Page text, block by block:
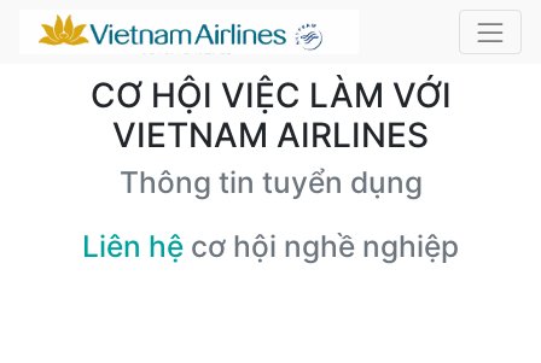
CƠ HỘI VIỆC LÀM VỚI
VIETNAM AIRLINES
Thông tin tuyển dụng
Liên hệ cơ hội nghề nghiệp